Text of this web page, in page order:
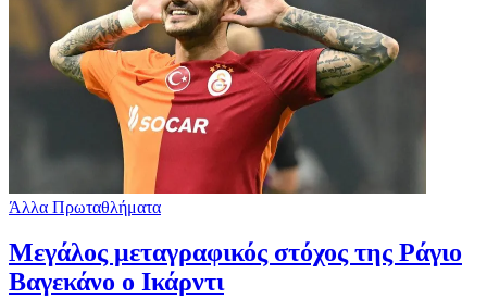
Άλλα Πρωταθλήματα
Μεγάλος μεταγραφικός στόχος της Ράγιο
Βαγεκάνο ο Ικάρντι